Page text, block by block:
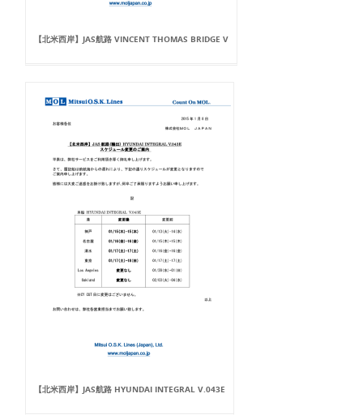
【北米西岸】JAS航路 VINCENT THOMAS BRIDGE V
【北米西岸】JAS航路 HYUNDAI INTEGRAL V.043E